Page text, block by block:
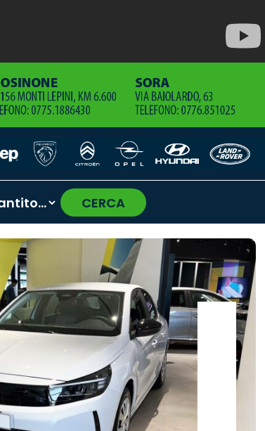
CERCA
›